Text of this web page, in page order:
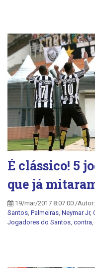
É clássico! 5
que já
19/mar/2017 8:07:00 /Autor:
Santos Palmeiras Neymar Jr,
Jogadores do Santos contra